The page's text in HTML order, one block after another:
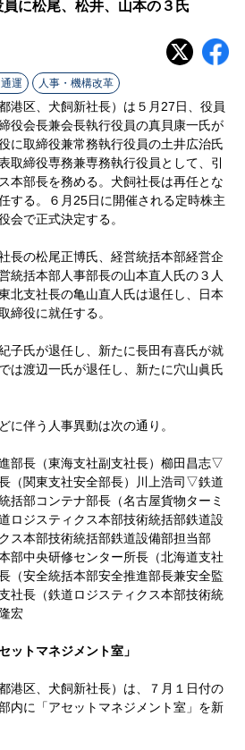
に松尾、松井、山本の３氏
運 人事・機構改革
港区、犬飼新社長）は５月27日、役員
役会長兼会長執行役員の真貝康一氏が
に取締役兼常務執行役員の土井広治氏
取締役専務兼専務執行役員として、引
本部長を務める。犬飼社長は再任とな
する。６月25日に開催される定時株主
会で正式決定する。
長の松尾正博氏、経営統括本部経営企
統括本部人事部長の山本直人氏の３人
北支社長の亀山直人氏は退任し、日本
締役に就任する。
子氏が退任し、新たに長田有喜氏が就
は渡辺一氏が退任し、新たに穴山眞氏
伴う人事異動は次の通り。
部長（東海支社副支社長）櫛田昌志▽
（関東支社安全部長）川上浩司▽鉄道
括部コンテナ部長（名古屋貨物ターミ
ロジスティクス本部技術統括部鉄道設
ス本部技術統括部鉄道設備部担当部
部中央研修センター所長（北海道支社
（安全統括本部安全推進部長兼安全監
社長（鉄道ロジスティクス本部技術統
宏
ットマネジメント室」
港区、犬飼新社長）は、７月１日付の
内に「アセットマネジメント室」を新